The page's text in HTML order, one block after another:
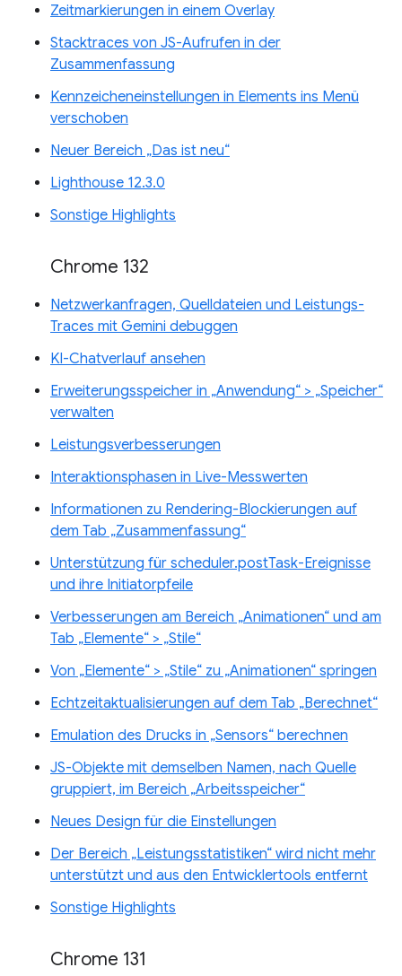
Zeitmarkierungen in einem Overlay
Stacktraces von JS-Aufrufen in der
Zusammenfassung
Kennzeicheneinstellungen in Elements ins Menü
verschoben
Neuer Bereich „Das ist neu“
Lighthouse 12.3.0
Sonstige Highlights
Chrome 132
Netzwerkanfragen, Quelldateien und Leistungs-
Traces mit Gemini debuggen
KI-Chatverlauf ansehen
Erweiterungsspeicher in „Anwendung“ > „Speicher“
verwalten
Leistungsverbesserungen
Interaktionsphasen in Live-Messwerten
Informationen zu Rendering-Blockierungen auf
dem Tab „Zusammenfassung“
Unterstützung für scheduler.postTask-Ereignisse
und ihre Initiatorpfeile
Verbesserungen am Bereich „Animationen“ und am
Tab „Elemente“ > „Stile“
Von „Elemente“ > „Stile“ zu „Animationen“ springen
Echtzeitaktualisierungen auf dem Tab „Berechnet“
Emulation des Drucks in „Sensors“ berechnen
JS-Objekte mit demselben Namen, nach Quelle
gruppiert, im Bereich „Arbeitsspeicher“
Neues Design für die Einstellungen
Der Bereich „Leistungsstatistiken“ wird nicht mehr
unterstützt und aus den Entwicklertools entfernt
Sonstige Highlights
Chrome 131